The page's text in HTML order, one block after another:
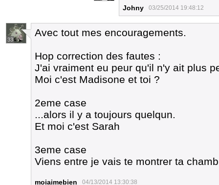
Johny 03/25/2014 19:48:12
33
Avec tout mes encouragements.
Hop correction des fautes :
J'ai vraiment eu peur qu'il n'y ait plus
Moi c'est Madisone et toi ?
2eme case
...alors il y a toujours quelqun.
Et moi c'est Sarah
3eme case
Viens entre je vais te montrer ta
moiaimebien 04/13/2014 13:30:38